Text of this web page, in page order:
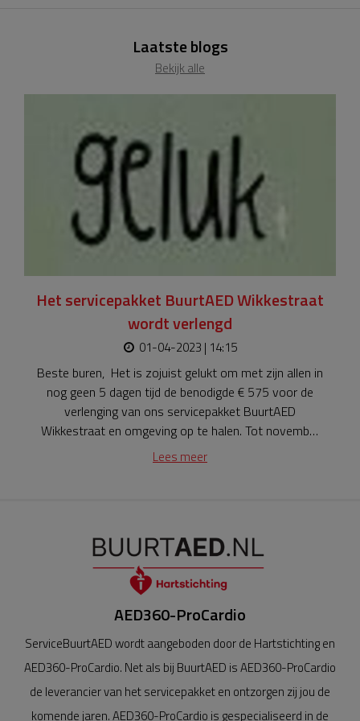
Laatste blogs
Bekijk alle
Het servicepakket BuurtAED Wikkestraat
wordt verlengd
01-04-2023 | 14:15
Beste buren, Het is zojuist gelukt om met zijn allen in
nog geen 5 dagen tijd de benodigde € 575 voor de
verlenging van ons servicepakket BuurtAED
Wikkestraat en omgeving op te halen. Tot november
2028 zijn we weer een hartveilige buurt. Dit is de
nu heel erg bedankt voor jullie bijdrage! Geniene
Jansen.
Lees meer
AED360-ProCardio
ServiceBuurtAED wordt aangeboden door de Hartstichting en
AED360-ProCardio. Net als bij BuurtAED is AED360-ProCardio
de leverancier van het servicepakket en ontzorgen zij jou de
komende jaren. AED360-ProCardio is gespecialiseerd in de